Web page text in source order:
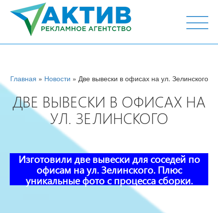
г. Тюмень, ул. М.Горького 44, офис 204
Главная » Новости » Две вывески в офисах на ул. Зелинского
ДВЕ ВЫВЕСКИ В ОФИСАХ НА
УЛ. ЗЕЛИНСКОГО
Изготовили две вывески для соседей по
офисам на ул. Зелинского. Плюс
уникальные фото с процесса сборки.